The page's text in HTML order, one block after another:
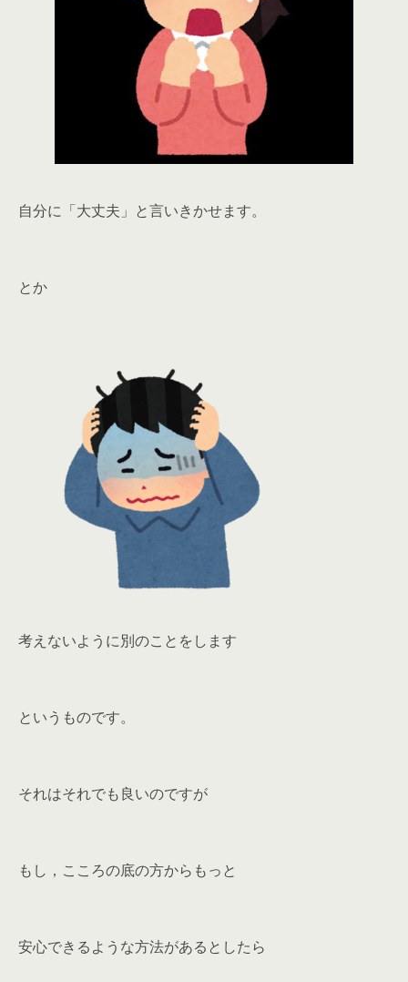
自分に「大丈夫」と言いきかせます。
とか
考えないように別のことをします
というものです。
それはそれでも良いのですが
もし，こころの底の方からもっと
安心できるような方法があるとしたら